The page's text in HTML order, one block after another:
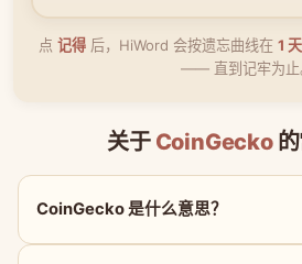
点 记得后，HiWord 会按遗忘曲线在 1
—— 直到记牢为止
关于 CoinGecko的
CoinGecko 是什么意思？